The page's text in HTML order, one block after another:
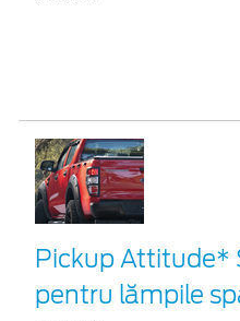
Pickup Attitude*
pentru lămpile